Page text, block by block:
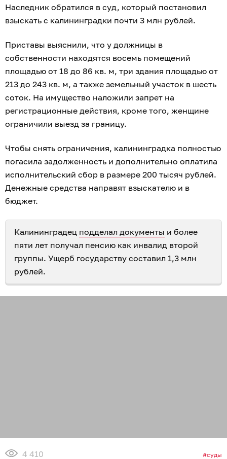
Наследник обратился в суд, который постановил
взыскать с калининградки почти 3 млн рублей.
Приставы выяснили, что у должницы в
собственности находятся восемь помещений
площадью от 18 до 86 кв. м, три здания площадью от
213 до 243 кв. м, а также земельный участок в шесть
соток. На имущество наложили запрет на
регистрационные действия, кроме того, женщине
ограничили выезд за границу.
Чтобы снять ограничения, калининградка полностью
погасила задолженность и дополнительно оплатила
исполнительский сбор в размере 200 тысяч рублей.
Денежные средства направят взыскателю и в
бюджет.
Калининградец подделал документы и более
пяти лет получал пенсию как инвалид второй
группы. Ущерб государству составил 1,3 млн
рублей.
4 410 суды